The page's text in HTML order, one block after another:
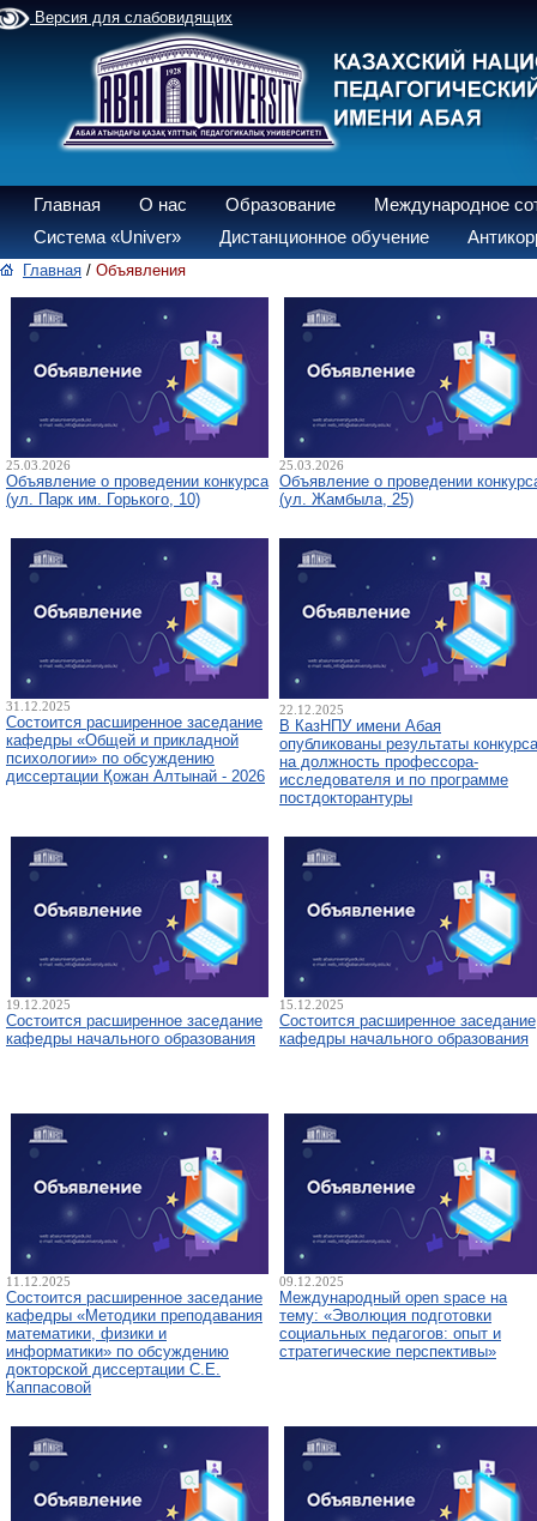
Версия для слабовидящих
Главная О нас Образование
Международное
Система «Univer»
Дистанционное обучение
Главная / Объявления
25.03.2026
Объявление о проведении конкурса
(ул. Парк им. Горького, 10)
25.03.2026
Объявление о проведении
(ул. Жамбыла, 25)
31.12.2025
Состоится расширенное заседание
кафедры «Общей и прикладной
психологии» по обсуждению
диссертации Қожан Алтынай - 2026
22.12.2025
В КазНПУ имени Абая
опубликованы результаты конкурса
на должность профессора-
исследователя и по программе
постдокторантуры
19.12.2025
Состоится расширенное заседание
кафедры начального образования
15.12.2025
Состоится расширенное заседание
кафедры начального образования
11.12.2025
Состоится расширенное заседание
кафедры «Методики преподавания
математики, физики и
информатики» по обсуждению
докторской диссертации С.Е.
Каппасовой
09.12.2025
Международный open space на
тему: «Эволюция подготовки
социальных педагогов: опыт и
стратегические перспективы»